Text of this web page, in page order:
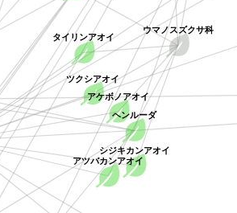
ウマノスズクサ科
ヘンルーダ
タイリンアオイ
シジキカンアオイ
ツクシアオイ
アケボノアオイ
アツバカンアオイ